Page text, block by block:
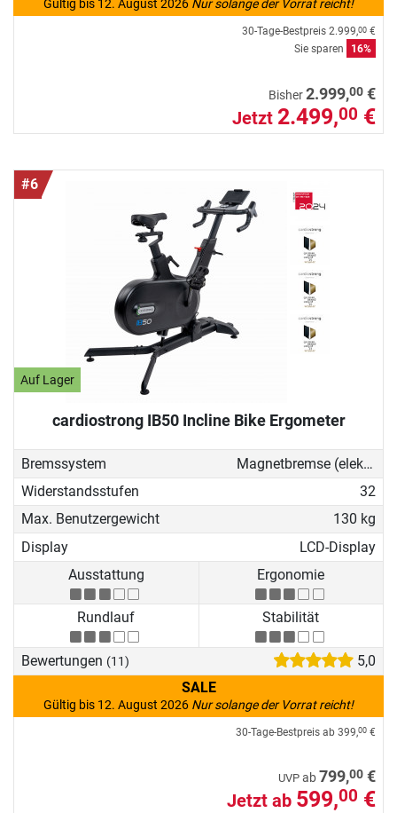
Gültig bis 12. August 2026 Nur solange der Vorrat reicht!
30-Tage-Bestpreis 2.999,00 €
Sie sparen
16%
Bisher2.999,00 €
Jetzt 2.499,00 €
#6
Auf Lager
cardiostrong IB50 Incline Bike Ergometer
Bremssystem
Magnetbremse (elektronisch)
Widerstandsstufen
32
Max. Benutzergewicht
130 kg
Display
LCD-Display
Ausstattung
Ergonomie
Rundlauf Stabilität
Bewertungen (11)
5,0
SALE
Gültig bis 12. August 2026 Nur solange der Vorrat reicht!
30-Tage-Bestpreis ab 399,00 €
UVP ab799,00 €
Jetzt ab 599,00 €